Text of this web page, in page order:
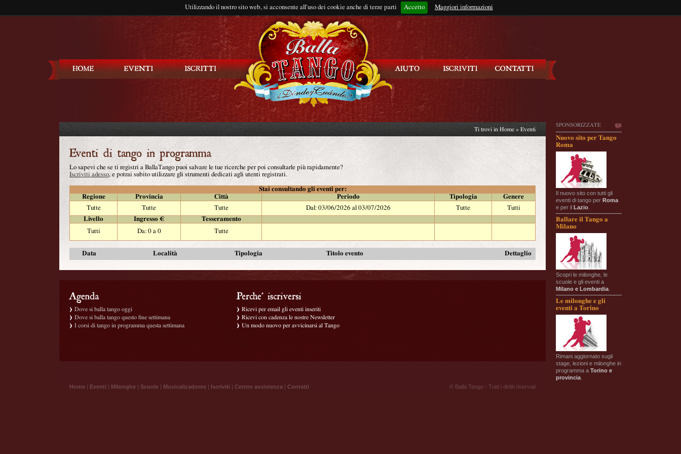
Utilizzando il nostro sito web, si acconsente all'uso dei cookie anche di terze parti Accetto Maggiori informazioni
Rimani connesso?
SPONSORIZZATE
Nuovo sito per Tango
Roma
Il nuovo sito con tutti gli
eventi di tango per Roma
e per il Lazio
Ballare il Tango a
Milano
Scopri le milonghe, le
scuole e gli eventi a
Milano e Lombardia
Le milonghe e gli
eventi a Torino
Rimani aggiornato sugli
stage, lezioni e milonghe in
programma a Torino e
provincia
Ti trovi in Home » Eventi
Lo sapevi che se ti registri a BallaTango puoi salvare le tue ricerche per poi consultarle più rapidamente?
Iscriviti adesso, e potrai subito utilizzare gli strumenti dedicati agli utenti registrati.
Stai consultando gli eventi per:
Regione
Provincia Città Periodo Tipologia
Genere
Tutte
Tutte Tutte Dal: 03/06/2026 al 03/07/2026 Tutte
Tutti
Livello
Ingresso €
Tesseramento
Tutti
Da: 0 a 0 Tutte
Data Località Tipologia Titolo evento Dettaglio
Dove si balla tango oggi
Dove si balla tango questo fine settimana
I corsi di tango in programma questa settimana
Ricevi per email gli eventi inseriti
Ricevi con cadenza le nostre Newsletter
Un modo nuovo per avvicinarsi al Tango
Home | Eventi | Milonghe | Scuole | Musicalizadores | Iscriviti | Centro assistenza | Contatti ® Balla Tango - Tutti i diritti riservati